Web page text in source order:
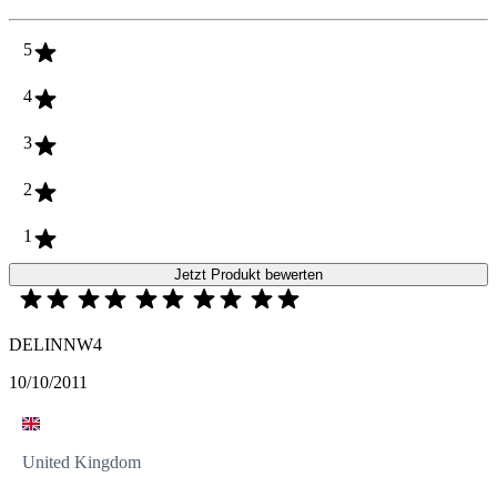
5
4
3
2
1
Jetzt Produkt bewerten
DELINNW4
10/10/2011
United Kingdom